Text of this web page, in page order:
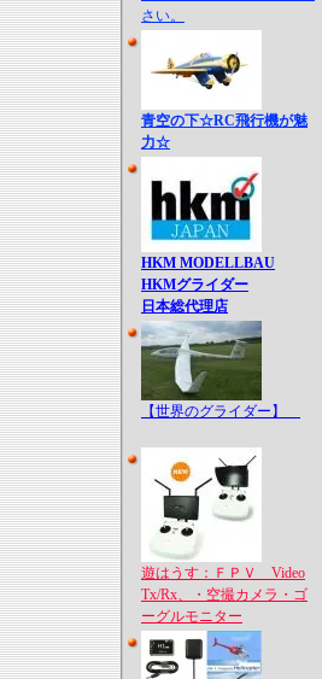
さい。
青空の下☆RC飛行機が魅
力☆
HKM MODELLBAU
HKMグライダー
日本総代理店
【世界のグライダー】
遊はうす：ＦＰＶ Video
Tx/Rx、・空撮カメラ・ゴ
ーグルモニター